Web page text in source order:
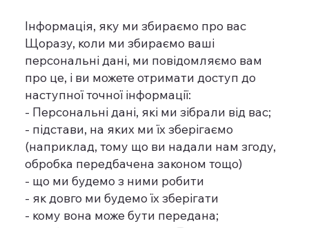
Інформація, яку ми збираємо про вас
​Щоразу, коли ми збираємо ваші
персональні дані, ми повідомляємо вам
про це, і ви можете отримати доступ до
наступної точної інформації:
- Персональні дані, які ми зібрали від вас;
- підстави, на яких ми їх зберігаємо
(наприклад, тому що ви надали нам згоду,
обробка передбачена законом тощо)
- що ми будемо з ними робити
- як довго ми будемо їх зберігати
- кому вона може бути передана;